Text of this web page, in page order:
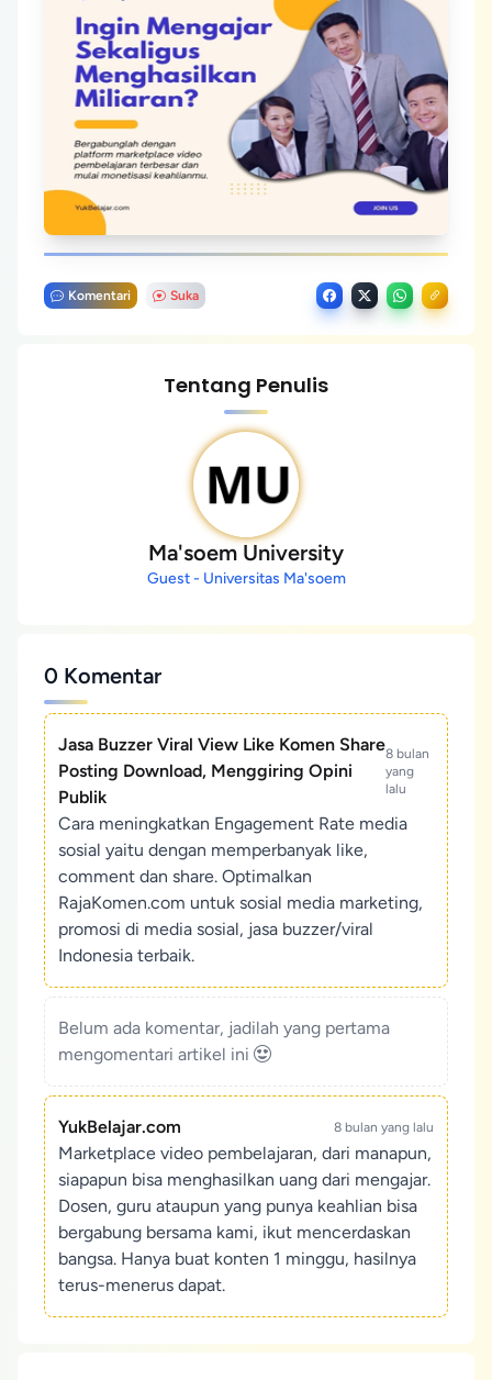
Komentari Suka
Tentang Penulis
Ma'soem University
Guest - Universitas Ma'soem
0 Komentar
Jasa Buzzer Viral View Like Komen Share
Posting Download, Menggiring Opini
Publik
8 bulan
yang
lalu
Cara meningkatkan Engagement Rate media
sosial yaitu dengan memperbanyak like,
comment dan share. Optimalkan
RajaKomen.com untuk sosial media marketing,
promosi di media sosial, jasa buzzer/viral
Indonesia terbaik.
Belum ada komentar, jadilah yang pertama
mengomentari artikel ini
YukBelajar.com 8 bulan yang lalu
Marketplace video pembelajaran, dari manapun,
siapapun bisa menghasilkan uang dari mengajar.
Dosen, guru ataupun yang punya keahlian bisa
bergabung bersama kami, ikut mencerdaskan
bangsa. Hanya buat konten 1 minggu, hasilnya
terus-menerus dapat.